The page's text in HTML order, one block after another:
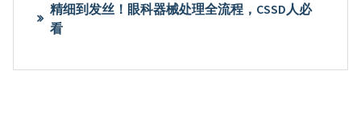
精细到发丝！眼科器械处理全流程，CSSD人必
看